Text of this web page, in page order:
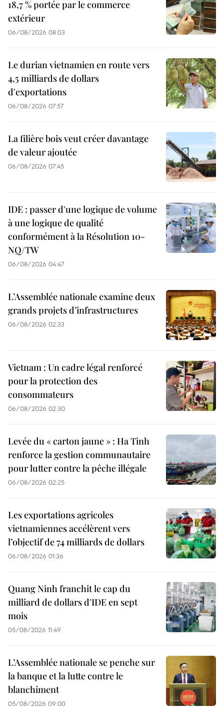
18,7 % portée par le commerce
extérieur
06/08/2026 08:03
Le durian vietnamien en route vers
4,5 milliards de dollars
d'exportations
06/08/2026 07:57
La filière bois veut créer davantage
de valeur ajoutée
06/08/2026 07:45
IDE : passer d'une logique de volume
à une logique de qualité
conformément à la Résolution 10-
NQ/TW
06/08/2026 04:47
L’Assemblée nationale examine deux
grands projets d’infrastructures
06/08/2026 02:33
Vietnam : Un cadre légal renforcé
pour la protection des
consommateurs
06/08/2026 02:30
Levée du « carton jaune » : Ha Tinh
renforce la gestion communautaire
pour lutter contre la pêche illégale
06/08/2026 02:25
Les exportations agricoles
vietnamiennes accélèrent vers
l’objectif de 74 milliards de dollars
06/08/2026 01:36
Quang Ninh franchit le cap du
milliard de dollars d'IDE en sept
mois
05/08/2026 11:49
L’Assemblée nationale se penche sur
la banque et la lutte contre le
blanchiment
05/08/2026 09:00